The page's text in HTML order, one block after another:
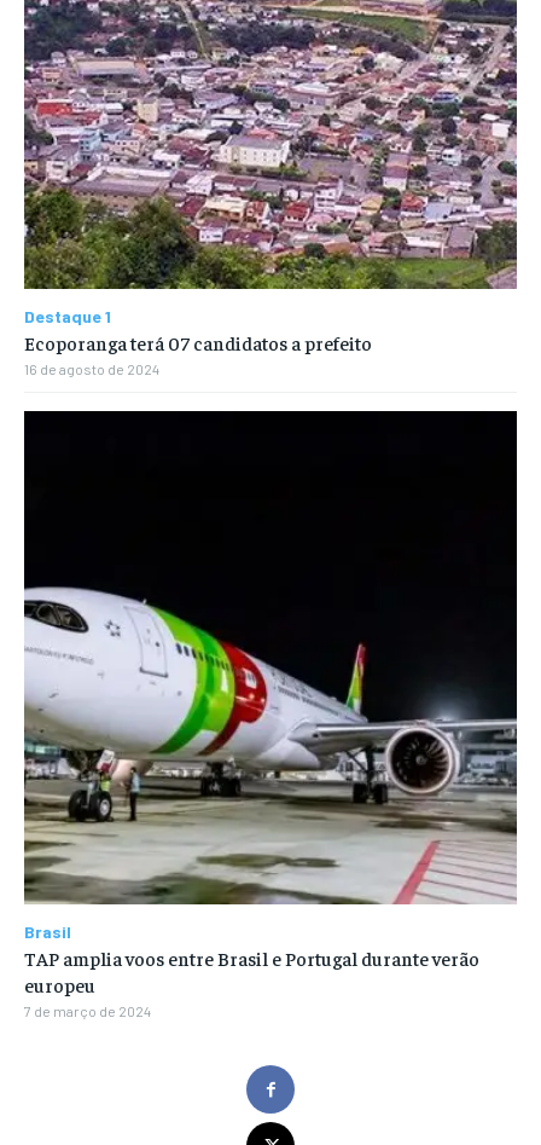
Destaque 1
Ecoporanga terá 07 candidatos a prefeito
16 de agosto de 2024
Brasil
TAP amplia voos entre Brasil e Portugal durante verão
europeu
7 de março de 2024